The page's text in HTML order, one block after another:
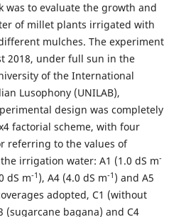
was to evaluate the growth and
of millet plants irrigated with
mulches. The experiment
2018, under full sun in the
of the International
Lusophony (UNILAB),
design was completely
factorial scheme, with four
referring to the values of
irrigation water: A1 (1.0 dS m-
dS m-1 ), A4 (4.0 dS m-1 ) and A5
adopted, C1 (without
(sugarcane bagana) and C4